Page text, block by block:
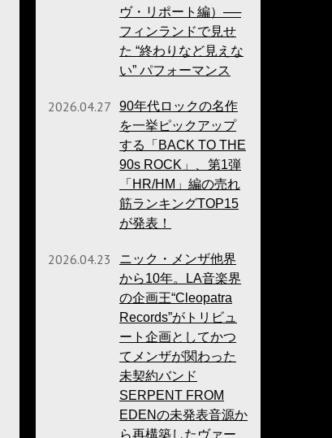
ヴ・リポート編）──
フィンランドで見せ
た “終わりなど見えな
い” パフォーマンス
2026.04.27
90年代ロックの名作
を一挙ピックアップ
する「BACK TO THE
90s ROCK」、第1弾
「HR/HM」編の売れ
筋ランキングTOP15
が発表！
2026.04.23
ニック・メンザ他界
から10年。LA音楽界
の企画王“Cleopatra
Records”がトリビュ
ート企画としてかつ
てメンザが関わった
未契約バンド
SERPENT FROM
EDENの未発表音源か
ら再構築したヴァー